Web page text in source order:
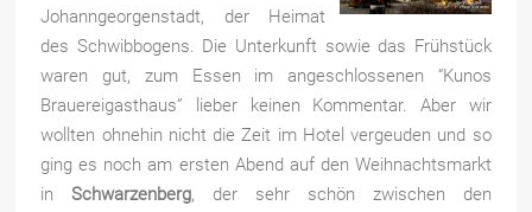
Johanngeorgenstadt, der Heimat
des Schwibbogens. Die Unterkunft sowie das Frühstück
waren gut, zum Essen im angeschlossenen “Kunos
Brauereigasthaus” lieber keinen Kommentar. Aber wir
wollten ohnehin nicht die Zeit im Hotel vergeuden und so
ging es noch am ersten Abend auf den Weihnachtsmarkt
inSchwarzenberg, der sehr schön zwischen den